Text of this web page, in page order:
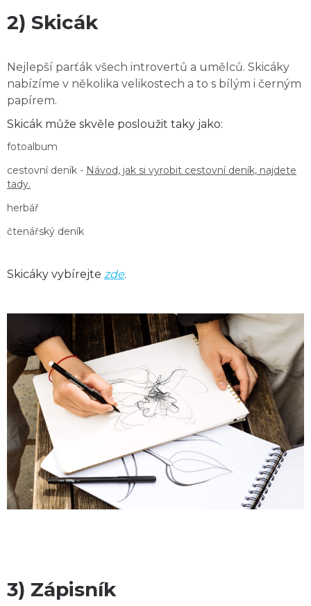
2) Skicák
Nejlepší parťák všech introvertů a umělců. Skicáky
nabízíme v několika velikostech a to s bílým i černým
papírem.
Skicák může skvěle posloužit taky jako:
fotoalbum
cestovní deník - Návod, jak si vyrobit cestovní deník, najdete
tady.
herbář
čtenářský deník
Skicáky vybírejte zde.
3) Zápisník